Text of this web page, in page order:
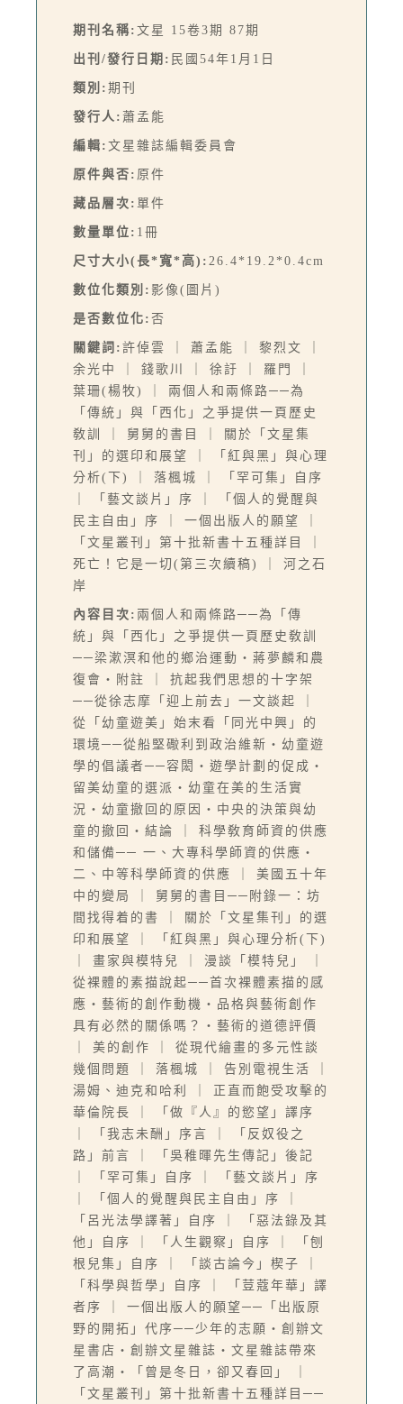
期刊名稱: 文星 15卷3期 87期
出刊/發行日期: 民國54年1月1日
類別: 期刊
發行人: 蕭孟能
編輯: 文星雜誌編輯委員會
原件與否: 原件
藏品層次: 單件
數量單位: 1冊
尺寸大小(長*寬*高): 26.4*19.2*0.4cm
數位化類別: 影像(圖片)
是否數位化: 否
關鍵詞: 許倬雲 ｜ 蕭孟能 ｜ 黎烈文 ｜
余光中 ｜ 錢歌川 ｜ 徐訏 ｜ 羅門 ｜
葉珊(楊牧) ｜ 兩個人和兩條路──為
「傳統」與「西化」之爭提供一頁歷史
敎訓 ｜ 舅舅的書目 ｜ 關於「文星集
刊」的選印和展望 ｜ 「紅與黑」與心理
分析(下) ｜ 落楓城 ｜ 「罕可集」自序
｜ 「藝文談片」序 ｜ 「個人的覺醒與
民主自由」序 ｜ 一個出版人的願望 ｜
「文星叢刊」第十批新書十五種詳目 ｜
死亡！它是一切(第三次續稿) ｜ 河之石
岸
內容目次: 兩個人和兩條路──為「傳
統」與「西化」之爭提供一頁歷史敎訓
──梁漱溟和他的鄉治運動‧蔣夢麟和農
復會‧附註 ｜ 抗起我們思想的十字架
──從徐志摩「迎上前去」一文談起 ｜
從「幼童遊美」始末看「同光中興」的
環境──從船堅礮利到政治維新‧幼童遊
學的倡議者──容閎‧遊學計劃的促成‧
留美幼童的選派‧幼童在美的生活實
況‧幼童撤回的原因‧中央的決策與幼
童的撤回‧結論 ｜ 科學敎育師資的供應
和儲備── 一、大專科學師資的供應‧
二、中等科學師資的供應 ｜ 美國五十年
中的變局 ｜ 舅舅的書目──附錄一：坊
間找得着的書 ｜ 關於「文星集刊」的選
印和展望 ｜ 「紅與黑」與心理分析(下)
｜ 畫家與模特兒 ｜ 漫談「模特兒」 ｜
從裸體的素描說起──首次裸體素描的感
應‧藝術的創作動機‧品格與藝術創作
具有必然的關係嗎？‧藝術的道德評價
｜ 美的創作 ｜ 從現代繪畫的多元性談
幾個問題 ｜ 落楓城 ｜ 告別電視生活 ｜
湯姆、迪克和哈利 ｜ 正直而飽受攻擊的
華倫院長 ｜ 「做『人』的慾望」譯序
｜ 「我志未酬」序言 ｜ 「反奴役之
路」前言 ｜ 「吳稚暉先生傳記」後記
｜ 「罕可集」自序 ｜ 「藝文談片」序
｜ 「個人的覺醒與民主自由」序 ｜
「呂光法學譯著」自序 ｜ 「惡法錄及其
他」自序 ｜ 「人生觀察」自序 ｜ 「刨
根兒集」自序 ｜ 「談古論今」楔子 ｜
「科學與哲學」自序 ｜ 「荳蔻年華」譯
者序 ｜ 一個出版人的願望──「出版原
野的開拓」代序──少年的志願‧創辦文
星書店‧創辦文星雜誌‧文星雜誌帶來
了高潮‧「曾是冬日，卻又春回」 ｜
「文星叢刊」第十批新書十五種詳目──